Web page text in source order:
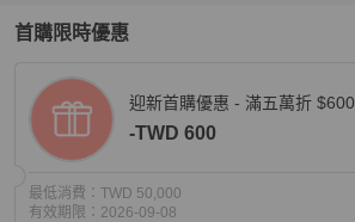
首購限時優惠
迎新首購優惠 - 滿五萬折 $600
-TWD 600
最低消費： TWD 50,000
有效期限： 2026-09-08